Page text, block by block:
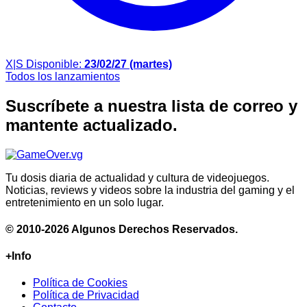
X|S Disponible: 23/02/27 (martes)
Todos los lanzamientos
Suscríbete a nuestra lista de correo y
mantente actualizado.
Tu dosis diaria de actualidad y cultura de videojuegos.
Noticias, reviews y videos sobre la industria del gaming y el
entretenimiento en un solo lugar.
© 2010-2026 Algunos Derechos Reservados.
+Info
Política de Cookies
Política de Privacidad